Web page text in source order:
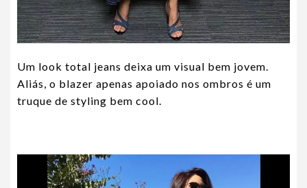
Um look total jeans deixa um visual bem jovem.
Aliás, o blazer apenas apoiado nos ombros é um
truque de styling bem cool.